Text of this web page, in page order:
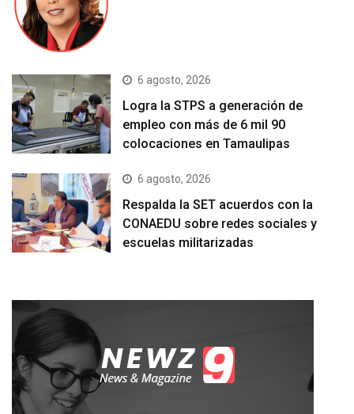
6 agosto, 2026
Logra la STPS a generación de
empleo con más de 6 mil 90
colocaciones en Tamaulipas
6 agosto, 2026
Respalda la SET acuerdos con la
CONAEDU sobre redes sociales y
escuelas militarizadas